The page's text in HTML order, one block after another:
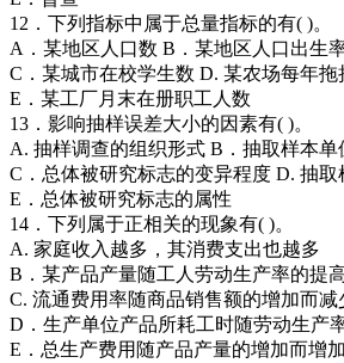
12．下列指标中属于总量指标的有( )。
A．某地区人口数 B．某地区人口出生
C．某城市在校学生数 D. 某农场每年拖
E．某工厂月末在册职工人数
13．影响抽样误差大小的因素有( )。
A. 抽样调查的组织形式 B．抽取样本单
C．总体被研究标志的变异程度 D. 抽
E．总体被研究标志的属性
14．下列属于正相关的现象有( )。
A. 家庭收入越多，其消费支出也越多
B．某产品产量随工人劳动生产率的提
C. 流通费用率随商品销售额的增加而减
D．生产单位产品所耗工时随劳动生产
E．总生产费用随产品产量的增加而增加